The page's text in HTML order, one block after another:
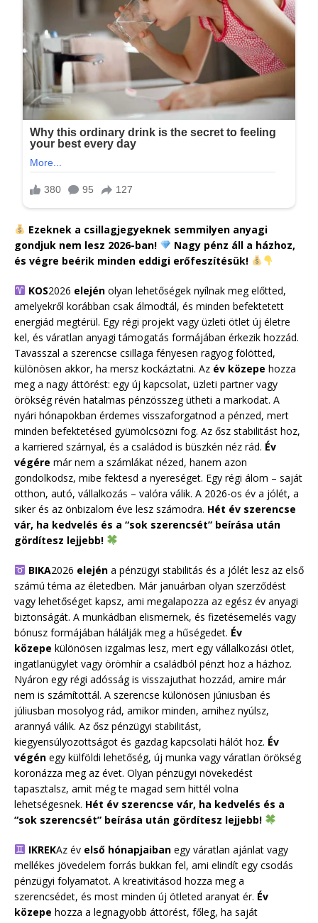
Ezeknek a csillagjegyeknek semmilyen anyagi
gondjuk nem lesz 2026-ban!
Nagy pénz áll a házhoz,
és végre beérik minden eddigi erőfeszítésük!
KOS2026 elejénolyan lehetőségek nyílnak meg előtted,
amelyekről korábban csak álmodtál, és minden befektetett
energiád megtérül. Egy régi projekt vagy üzleti ötlet új életre
kel, és váratlan anyagi támogatás formájában érkezik hozzád.
Tavasszal a szerencse csillaga fényesen ragyog fölötted,
különösen akkor, ha mersz kockáztatni. Az év közepe hozza
meg a nagy áttörést: egy új kapcsolat, üzleti partner vagy
örökség révén hatalmas pénzösszeg ütheti a markodat. A
nyári hónapokban érdemes visszaforgatnod a pénzed, mert
minden befektetésed gyümölcsözni fog. Az ősz stabilitást hoz,
a karriered szárnyal, és a családod is büszkén néz rád. Év
végére már nem a számlákat nézed, hanem azon
gondolkodsz, mibe fektesd a nyereséget. Egy régi álom – saját
otthon, autó, vállalkozás – valóra válik. A 2026-os év a jólét, a
siker és az önbizalom éve lesz számodra. Hét év szerencse
vár, ha kedvelés és a “sok szerencsét” beírása után
gördítesz lejjebb!
BIKA2026 elejéna pénzügyi stabilitás és a jólét lesz az első
számú téma az életedben. Már januárban olyan szerződést
vagy lehetőséget kapsz, ami megalapozza az egész év anyagi
biztonságát. A munkádban elismernek, és fizetésemelés vagy
bónusz formájában hálálják meg a hűségedet. Év
közepe különösen izgalmas lesz, mert egy vállalkozási ötlet,
ingatlanügylet vagy örömhír a családból pénzt hoz a házhoz.
Nyáron egy régi adósság is visszajuthat hozzád, amire már
nem is számítottál. A szerencse különösen júniusban és
júliusban mosolyog rád, amikor minden, amihez nyúlsz,
arannyá válik. Az ősz pénzügyi stabilitást,
kiegyensúlyozottságot és gazdag kapcsolati hálót hoz. Év
végén egy külföldi lehetőség, új munka vagy váratlan örökség
koronázza meg az évet. Olyan pénzügyi növekedést
tapasztalsz, amit még te magad sem hittél volna
lehetségesnek. Hét év szerencse vár, ha kedvelés és a
“sok szerencsét” beírása után gördítesz lejjebb!
IKREKAz év első hónapjaibanegy váratlan ajánlat vagy
mellékes jövedelem forrás bukkan fel, ami elindít egy csodás
pénzügyi folyamatot. A kreativitásod hozza meg a
szerencsédet, és most minden új ötleted aranyat ér. Év
közepe hozza a legnagyobb áttörést, főleg, ha saját